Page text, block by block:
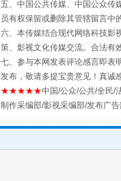
全民健身五年计划
五、中国公共传媒、中国公众传
员有权保留或删除其管辖留言中
六、本传媒结合现代网络科技影
策、影视文化传媒交流。合法有
七、参与本网发表评论感言即表
发布，敬请多提宝贵意见！真诚
★★★★★中国/公众/公共/全民/
制作采编部/影视采编部/发布广告